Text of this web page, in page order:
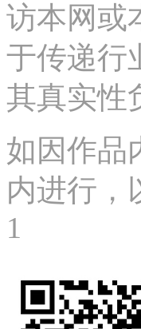
访本网或
于传递行
其真实性
如因作品
内进行，
1